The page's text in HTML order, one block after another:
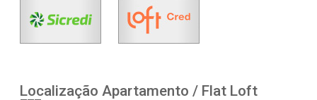
Localização Apartamento / Flat Loft